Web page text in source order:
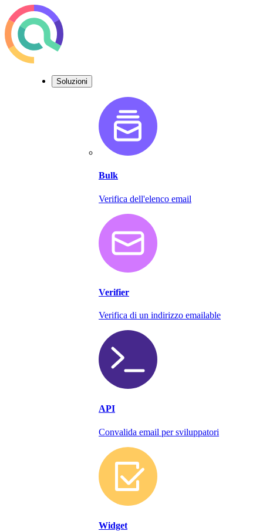
Soluzioni
Bulk
Verifica dell'elenco email
Verifier
Verifica di un indirizzo emailable
API
Convalida email per sviluppatori
Widget